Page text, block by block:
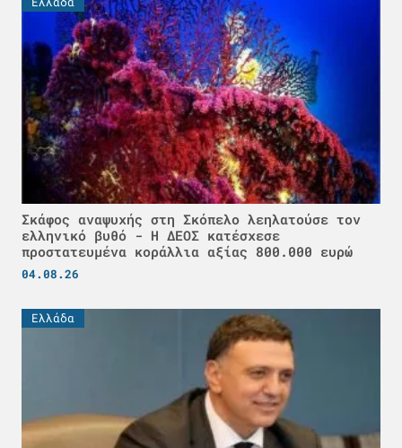
Σκάφος αναψυχής στη Σκόπελο λεηλατούσε τον
ελληνικό βυθό - H ΔΕΟΣ κατέσχεσε
προστατευμένα κοράλλια αξίας 800.000 ευρώ
04.08.26
Ελλάδα